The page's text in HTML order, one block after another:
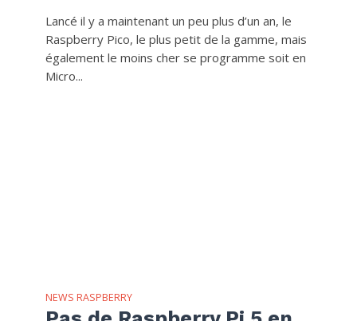
Lancé il y a maintenant un peu plus d’un an, le
Raspberry Pico, le plus petit de la gamme, mais
également le moins cher se programme soit en
Micro...
NEWS RASPBERRY